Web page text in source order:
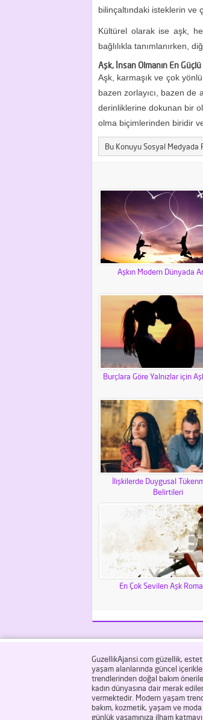
bilinçaltındaki isteklerin ve
Kültürel olarak ise aşk,
bağlılıkla tanımlanırken,
Aşk, İnsan Olmanın En
Aşk, karmaşık ve çok
bazen zorlayıcı, bazen de
derinliklerine dokunan bir
olma biçimlerinden biridir
Bu Konuyu Sosyal Medyada
Aşkın Modern Dünyada
Burçlara Göre Yalnızlar için
İlişkilerde Duygusal
Belirtileri
En Çok Sevilen Aşk
GuzellikAjansi.com güzellik,
yaşam alanlarında güncel
trendlerinden doğal bakım
kadın dünyasına dair merak
vermektedir. Modern yaşam
bakım, kozmetik, yaşam ve
günlük yaşamınıza ilham